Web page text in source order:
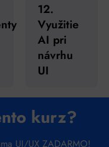
12.
Využitie
AI pri
návrhu
UI
kurz?
UI/UX ZADARMO!